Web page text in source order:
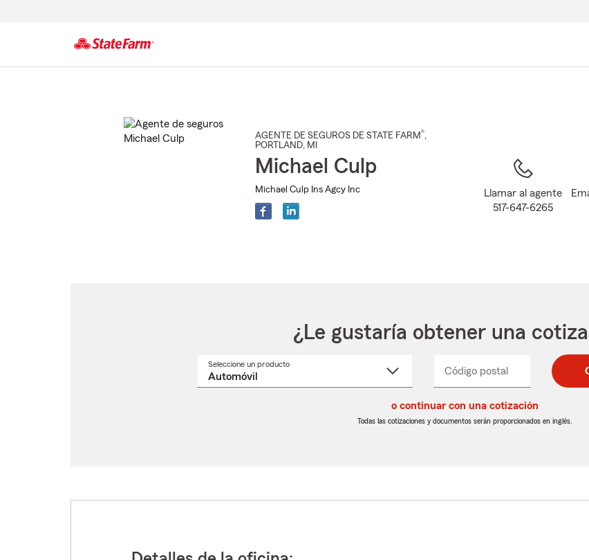
AGENTE DE SEGUROS DE STATE FARM®,
PORTLAND, MI
Michael Culp
Michael Culp Ins Agcy Inc
Llamar al agente
517-647-6265
¿Le gustaría obtener una
Seleccione un productoSeleccione
Código postal
postal
de
postal
de
_____
o continuar con una cotización
Todas las cotizaciones y documentos serán proporcionados en inglés.